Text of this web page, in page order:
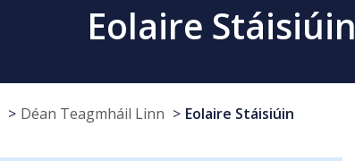
Eolaire Stáisiúin
Déan Teagmháil Linn Eolaire Stáisiúin